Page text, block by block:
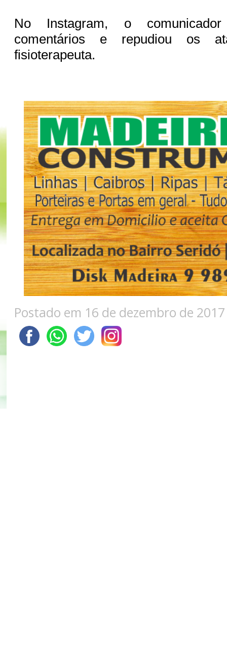
No Instagram, o
comentários e repudiou os
fisioterapeuta.
Postado em 16 de dezembro de 2017